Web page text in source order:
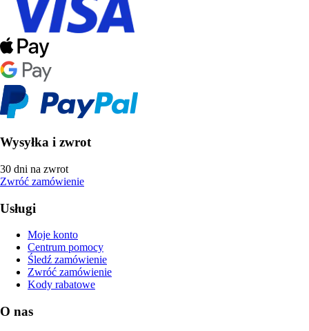
Wysyłka i zwrot
30 dni na zwrot
Zwróć zamówienie
Usługi
Moje konto
Centrum pomocy
Śledź zamówienie
Zwróć zamówienie
Kody rabatowe
O nas